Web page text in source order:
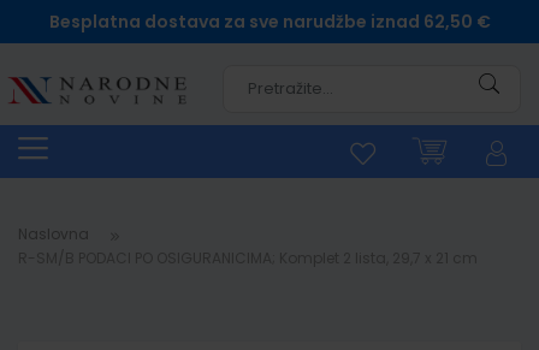
Besplatna dostava za sve narudžbe iznad 62,50 €
Naslovna